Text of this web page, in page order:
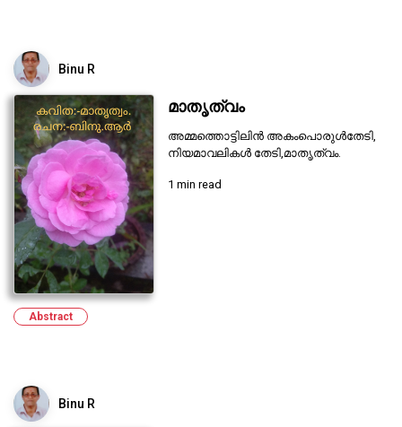
Binu R
മാതൃത്വം
അമ്മത്തൊട്ടിലിൻ അകംപൊരുൾതേടി,
നിയമാവലികൾ തേടി,മാതൃത്വം.
1 min read
Abstract
Binu R